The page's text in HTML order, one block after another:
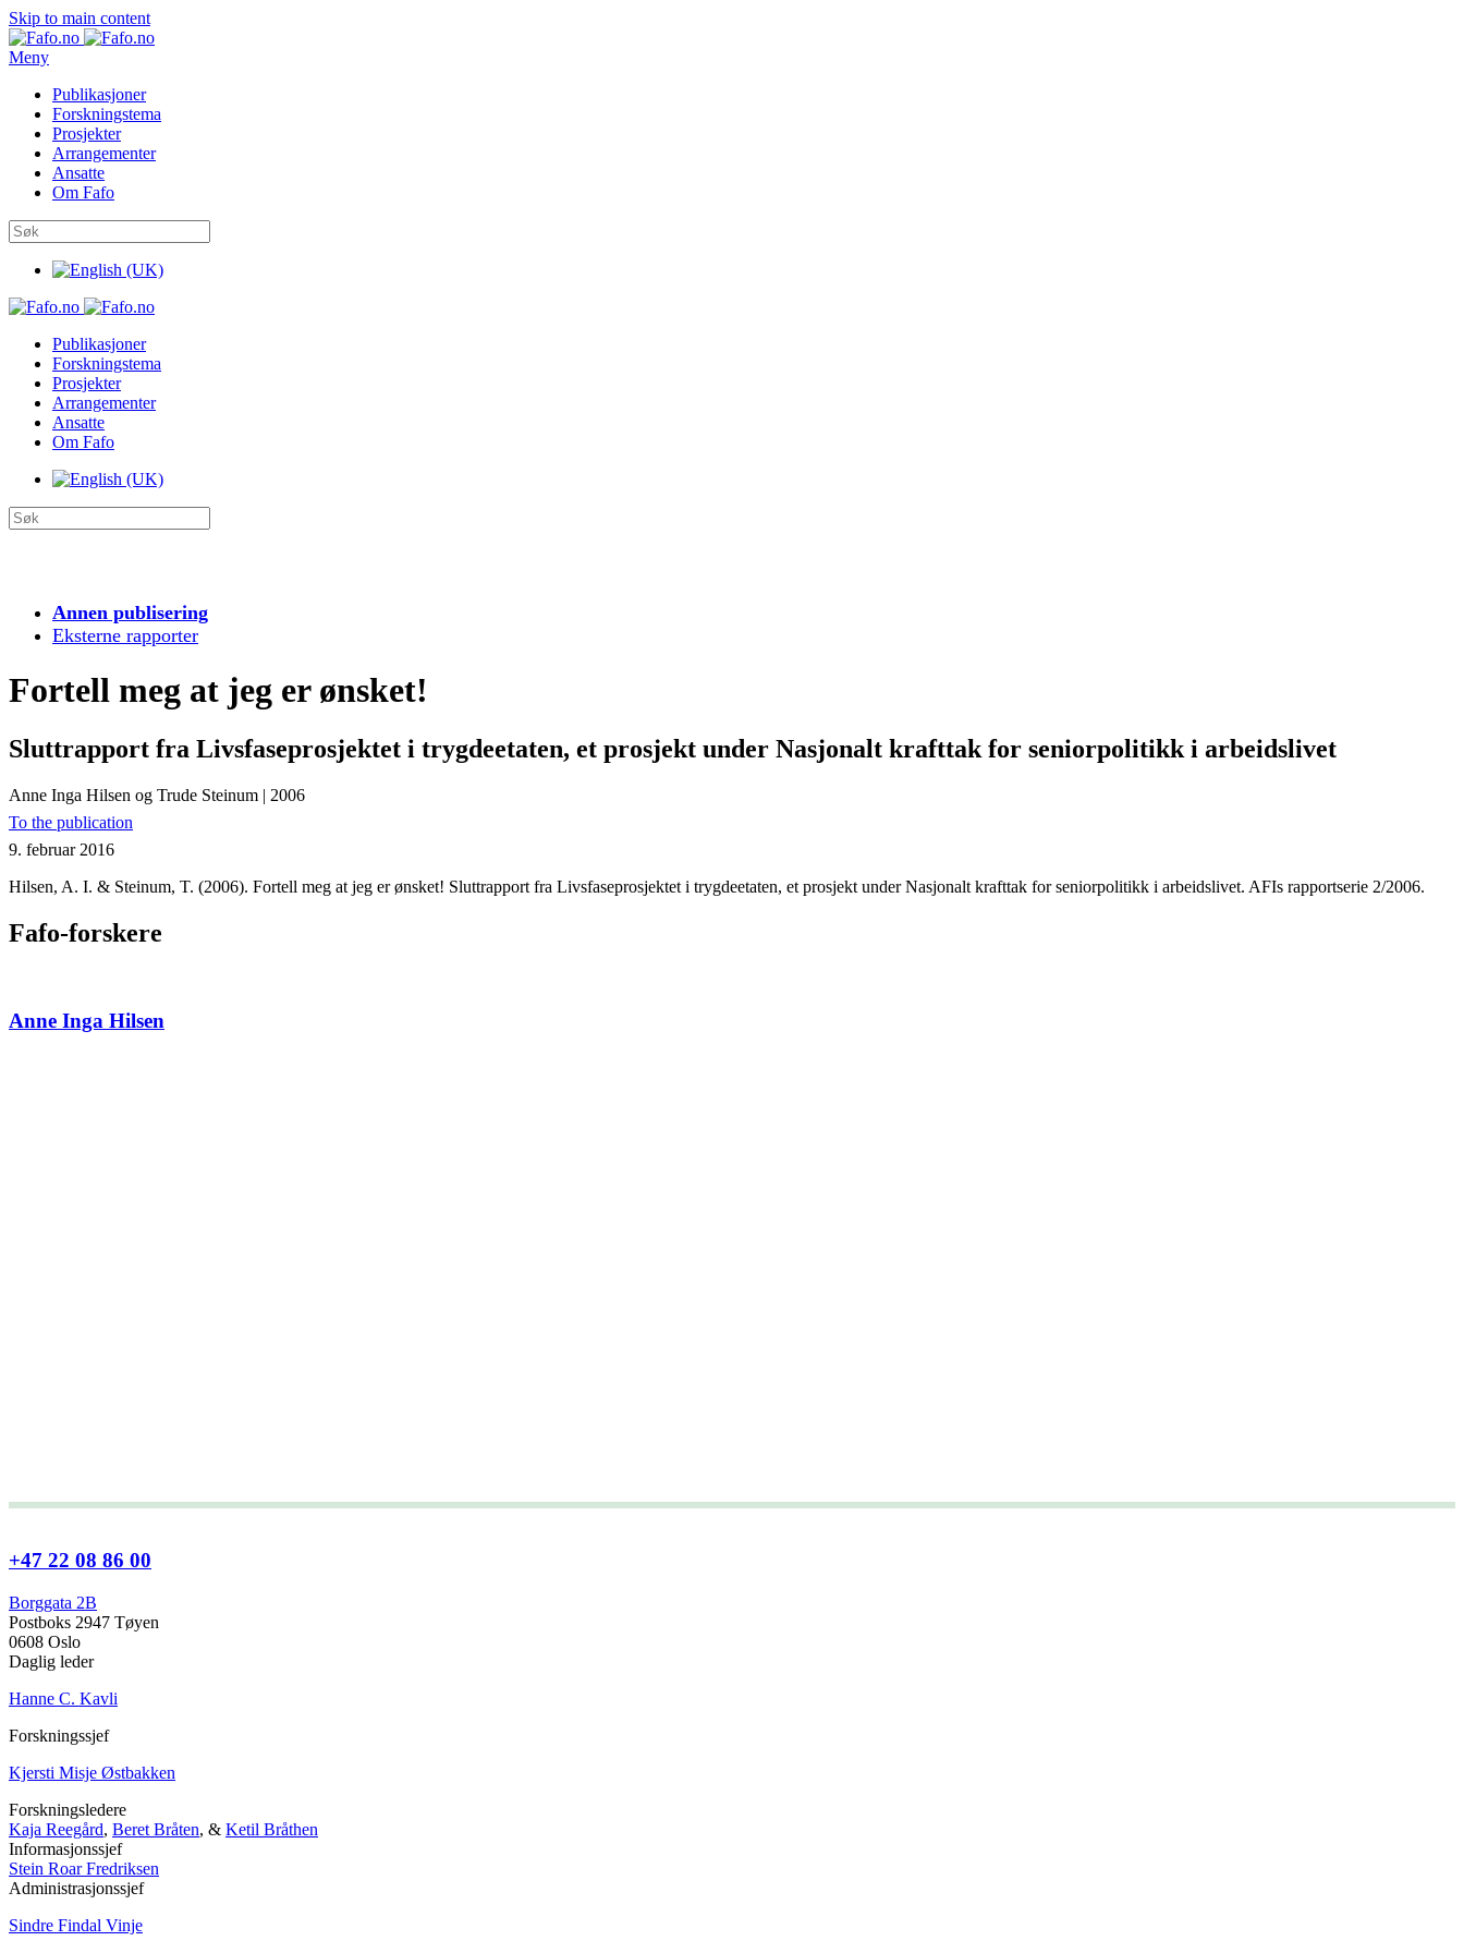
Skip to main content
Meny
Publikasjoner
Forskningstema
Prosjekter
Arrangementer
Ansatte
Om Fafo
Publikasjoner
Forskningstema
Prosjekter
Arrangementer
Ansatte
Om Fafo
Annen publisering
Eksterne rapporter
Fortell meg at jeg er ønsket!
Sluttrapport fra Livsfaseprosjektet i trygdeetaten, et prosjekt under Nasjonalt krafttak for seniorpolitikk i arbeidslivet
Anne Inga Hilsen og Trude Steinum | 2006
To the publication
9. februar 2016
Hilsen, A. I. & Steinum, T. (2006). Fortell meg at jeg er ønsket! Sluttrapport fra Livsfaseprosjektet i trygdeetaten, et prosjekt under Nasjonalt krafttak for seniorpolitikk i arbeidslivet. AFIs rapportserie 2/2006.
Fafo-forskere
Anne Inga Hilsen
+47 22 08 86 00
Borggata 2B
Postboks 2947 Tøyen
0608 Oslo
Daglig leder
Hanne C. Kavli
Forskningssjef
Kjersti Misje Østbakken
Forskningsledere
Kaja Reegård, Beret Bråten, & Ketil Bråthen
Informasjonssjef
Stein Roar Fredriksen
Administrasjonssjef
Sindre Findal Vinje